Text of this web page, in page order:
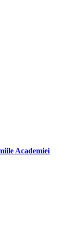
Academiei